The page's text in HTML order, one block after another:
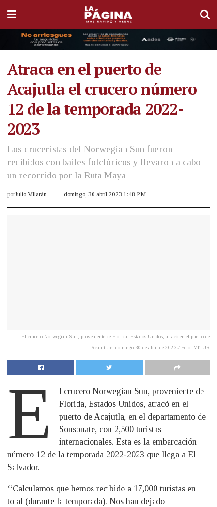
Atraca en el puerto de
Acajutla el crucero número
12 de la temporada 2022-
2023
Los cruceristas del Norwegian Sun fueron
recibidos con bailes folclóricos y llevaron a cabo
un recorrido por la Ruta Maya
porJulio Villarán domingo, 30 abril 2023 1:48 PM
El crucero Norwegian Sun, proveniente de Florida, Estados Unidos, atracó en el puerto de
Acajutla el domingo 30 de abril de 2023./ Foto: MITUR
E
l crucero Norwegian Sun, proveniente de
Florida, Estados Unidos, atracó en el
puerto de Acajutla, en el departamento de
Sonsonate, con 2,500 turistas
internacionales. Esta es la embarcación
número 12 de la temporada 2022-2023 que llega a El
Salvador.
‘‘Calculamos que hemos recibido a 17,000 turistas en
total (durante la temporada). Nos han dejado